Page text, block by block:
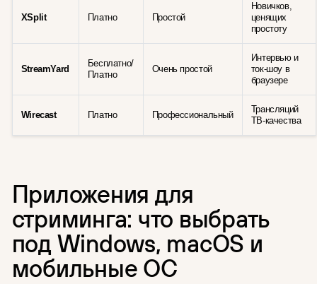
XSplit Платно Простой
Новичков,
ценящих
простоту
StreamYard
Бесплатно/
Платно
Очень простой
Интервью и
ток-шоу в
браузере
Wirecast Платно Профессиональный
Трансляций
ТВ-качества
Приложения для
стриминга: что выбрать
под Windows, macOS и
мобильные ОС